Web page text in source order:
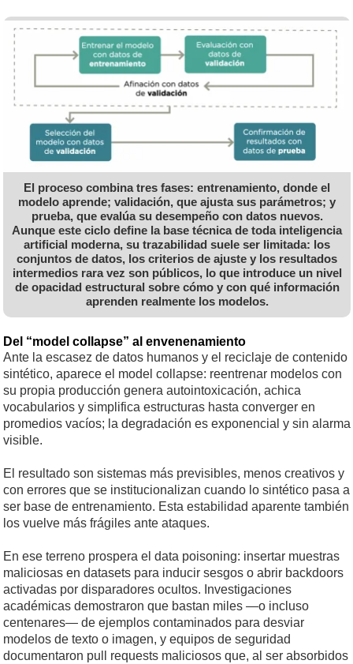
El proceso combina tres fases: entrenamiento, donde el
modelo aprende; validación, que ajusta sus parámetros; y
prueba, que evalúa su desempeño con datos nuevos.
Aunque este ciclo define la base técnica de toda inteligencia
artificial moderna, su trazabilidad suele ser limitada: los
conjuntos de datos, los criterios de ajuste y los resultados
intermedios rara vez son públicos, lo que introduce un nivel
de opacidad estructural sobre cómo y con qué información
aprenden realmente los modelos.
Del “model collapse” al envenenamiento
Ante la escasez de datos humanos y el reciclaje de contenido
sintético, aparece el model collapse: reentrenar modelos con
su propia producción genera autointoxicación, achica
vocabularios y simplifica estructuras hasta converger en
promedios vacíos; la degradación es exponencial y sin alarma
visible.
El resultado son sistemas más previsibles, menos creativos y
con errores que se institucionalizan cuando lo sintético pasa a
ser base de entrenamiento. Esta estabilidad aparente también
los vuelve más frágiles ante ataques.
En ese terreno prospera el data poisoning: insertar muestras
maliciosas en datasets para inducir sesgos o abrir backdoors
activadas por disparadores ocultos. Investigaciones
académicas demostraron que bastan miles —o incluso
centenares— de ejemplos contaminados para desviar
modelos de texto o imagen, y equipos de seguridad
documentaron pull requests maliciosos que, al ser absorbidos